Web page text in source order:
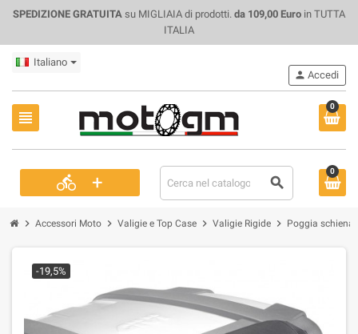
SPEDIZIONE GRATUITA su MIGLIAIA di prodotti. da 109,00 Euro in TUTTA
ITALIA
Italiano
view_headline
0
directions_bike + search
person Accedi
0
chevron_right Accessori Moto chevron_right Valigie e Top Case chevron_right Valigie Rigide chevron_right Poggia schiena
-19,5%